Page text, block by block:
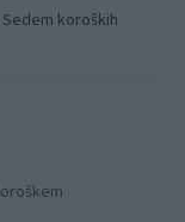
koroških